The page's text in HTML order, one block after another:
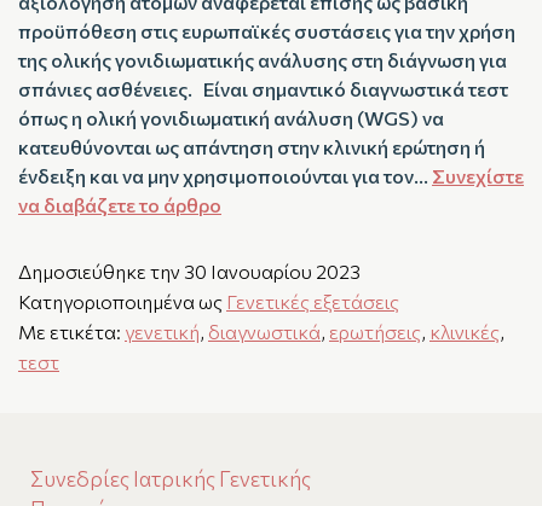
προϋπόθεση στις ευρωπαϊκές συστάσεις για την χρήση
της ολικής γονιδιωματικής ανάλυσης στη διάγνωση για
σπάνιες ασθένειες. Είναι σημαντικό διαγνωστικά τεστ
όπως η ολική γονιδιωματική ανάλυση (WGS) να
κατευθύνονται ως απάντηση στην κλινική ερώτηση ή
ένδειξη και να μην χρησιμοποιούνται για τον… Συνεχίστε
να διαβάζετε το άρθρο
Δημοσιεύθηκε την 30 Ιανουαρίου 2023
Κατηγοριοποιημένα ως Γενετικές εξετάσεις
Με ετικέτα: γενετική, διαγνωστικά, ερωτήσεις, κλινικές,
τεστ
Συνεδρίες Ιατρικής Γενετικής